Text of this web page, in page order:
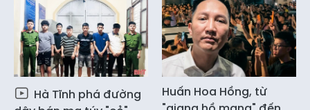
Hà Tĩnh phá đường
Huấn Hoa Hồng, từ